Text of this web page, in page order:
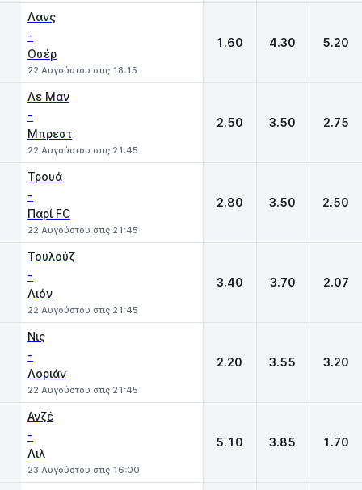
Λανς
-
Οσέρ
22 Αυγούστου στις 18:15
1.60 4.30 5.20
Λε Μαν
-
Μπρεστ
22 Αυγούστου στις 21:45
2.50 3.50 2.75
Τρουά
-
Παρί FC
22 Αυγούστου στις 21:45
2.80 3.50 2.50
Τουλούζ
-
Λιόν
22 Αυγούστου στις 21:45
3.40 3.70 2.07
Νις
-
Λοριάν
22 Αυγούστου στις 21:45
2.20 3.55 3.20
Ανζέ
-
Λιλ
23 Αυγούστου στις 16:00
5.10 3.85 1.70